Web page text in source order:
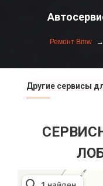
Ремонт Bmw
Другие сервисы